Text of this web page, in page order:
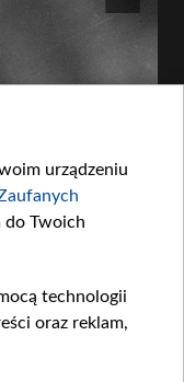
urządzeniu
do Twoich
technologii
oraz reklam,